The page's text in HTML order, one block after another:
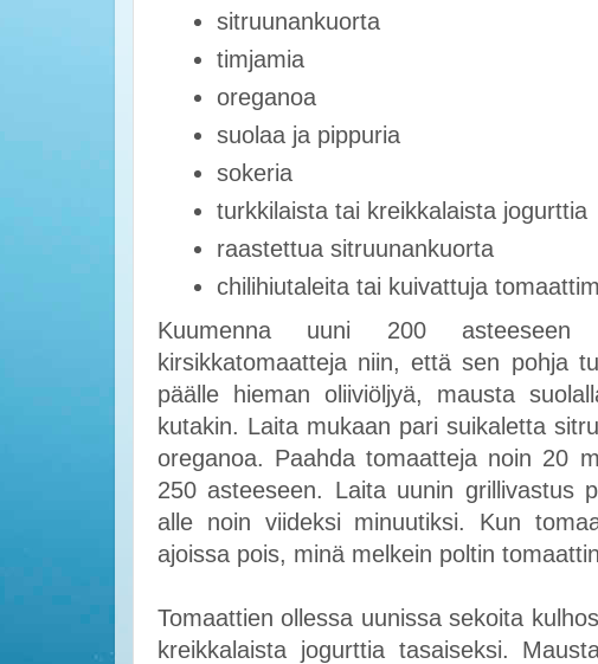
sitruunankuorta
timjamia
oreganoa
suolaa ja pippuria
sokeria
turkkilaista tai kreikkalaista jogurttia
raastettua sitruunankuorta
chilihiutaleita tai kuivattuja
Kuumenna uuni 200 asteeseen
kirsikkatomaatteja niin, että sen pohja
päälle hieman oliiviöljyä, mausta
kutakin. Laita mukaan pari suikaletta
oreganoa. Paahda tomaatteja noin 20
250 asteeseen. Laita uunin grillivastus
alle noin viideksi minuutiksi. Kun
ajoissa pois, minä melkein poltin
Tomaattien ollessa uunissa sekoita
kreikkalaista jogurttia tasaiseksi.